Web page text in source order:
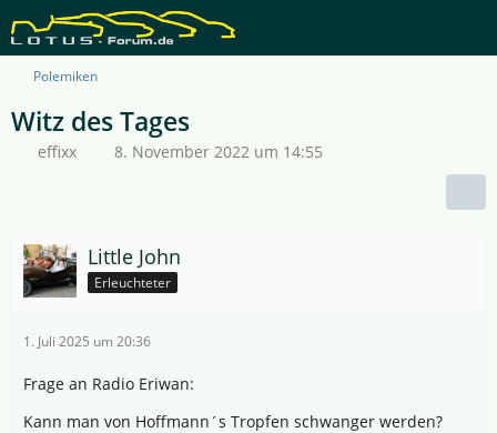
Polemiken
Witz des Tages
effixx 8. November 2022 um 14:55
Little John
Erleuchteter
1. Juli 2025 um 20:36
Frage an Radio Eriwan:
Kann man von Hoffmann´s Tropfen schwanger werden?